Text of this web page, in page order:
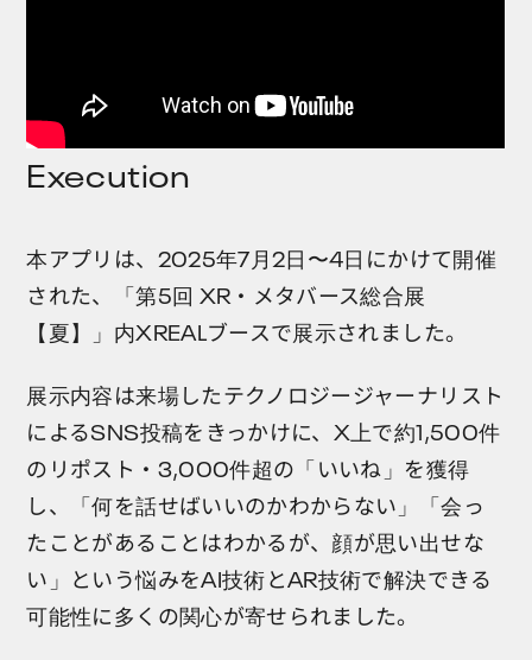
Execution
本アプリは、2025年7月2日〜4日にかけて開催
された、「第5回 XR・メタバース総合展
【夏】」内XREALブースで展示されました。
展示内容は来場したテクノロジージャーナリスト
によるSNS投稿をきっかけに、X上で約1,500件
のリポスト・3,000件超の「いいね」を獲得
し、「何を話せばいいのかわからない」「会っ
たことがあることはわかるが、顔が思い出せな
い」という悩みをAI技術とAR技術で解決できる
可能性に多くの関心が寄せられました。